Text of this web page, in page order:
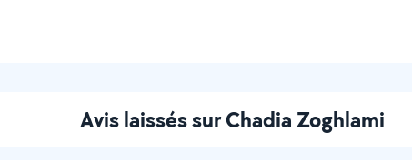
Avis laissés sur Chadia Zoghlami